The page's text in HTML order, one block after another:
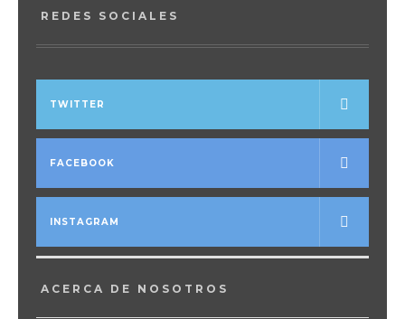
REDES SOCIALES
TWITTER
FACEBOOK
INSTAGRAM
ACERCA DE NOSOTROS